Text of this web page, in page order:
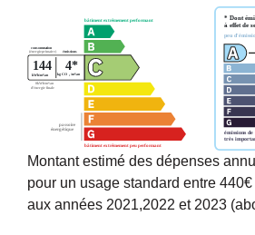
Montant estimé des dépenses
pour un usage standard entre
aux années 2021,2022 et 2023